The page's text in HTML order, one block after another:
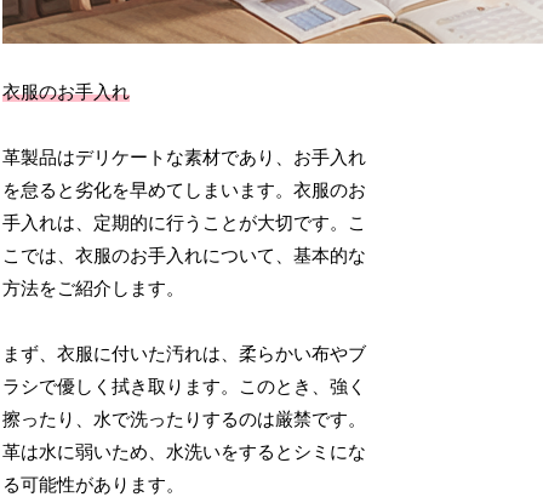
衣服のお手入れ
革製品はデリケートな素材であり、お手入れ
を怠ると劣化を早めてしまいます。衣服のお
手入れは、定期的に行うことが大切です。こ
こでは、衣服のお手入れについて、基本的な
方法をご紹介します。
まず、衣服に付いた汚れは、柔らかい布やブ
ラシで優しく拭き取ります。このとき、強く
擦ったり、水で洗ったりするのは厳禁です。
革は水に弱いため、水洗いをするとシミにな
る可能性があります。